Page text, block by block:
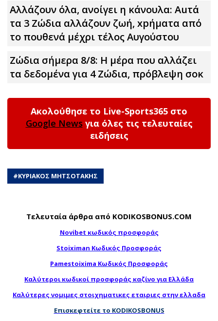
Αλλάζουν όλα, ανοίγει η κάνουλα: Αuτά
τα 3 Zώδια αλλάζουν ζωή, xpήματα από
το πουθενά μέχρι τέλος Αυγούστου
Ζώδια σήμερα 8/8: Η μέρα που αλλάζει
τα δεδομένα για 4 Zώδια, πρόβλεψη σoκ
Ακολούθησε το Live-Sports365 στο
Google News για όλες τις τελευταίες
ειδήσεις
#ΚΥΡΙΑΚΟΣ ΜΗΤΣΟΤΑΚΗΣ
Τελευταία άρθρα από KODIKOSBONUS.COM
Novibet κωδικός προσφοράς
Stoiximan Κωδικός Προσφοράς
Pamestoixima Κωδικός Προσφοράς
Καλύτεροι κωδικοί προσφοράς καζίνο για Ελλάδα
Καλύτερες νομιμες στοιχηματικες εταιριες στην ελλαδα
Επισκεφτείτε το KODIKOSBONUS